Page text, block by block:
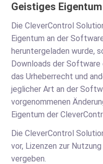
Geistiges
Die CleverControl
Eigentum an der
heruntergeladen wurde,
Downloads der Software
das Urheberrecht und
jeglicher Art an der
vorgenommenen
Eigentum der
Die CleverControl
vor, Lizenzen zur
vergeben.